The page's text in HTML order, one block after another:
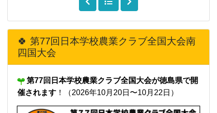
🍀 第77回日本学校農業クラブ全国大会南
四国大会
第77回日本学校農業クラブ全国大会が徳島県で開
催されます ！（2026年10月20日〜10月22日）